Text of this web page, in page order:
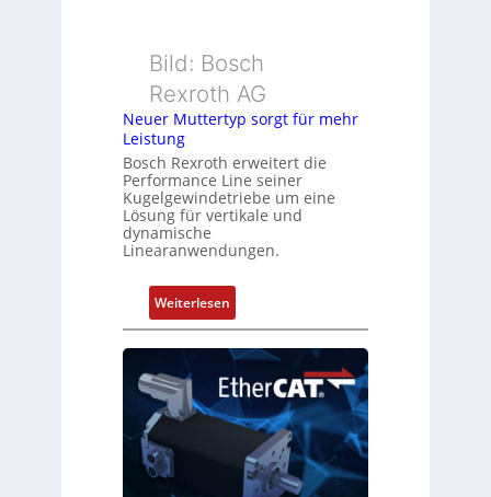
n
u
d
Z
u
t
a
n
d
s
ü
b
e
k
m
b
n
i
e
P
o
s
i
t
i
o
Bild: Bosch
Rexroth AG
Neuer Muttertyp sorgt für mehr
Leistung
Bosch Rexroth erweitert die
Performance Line seiner
Kugelgewindetriebe um eine
Lösung für vertikale und
dynamische
Linearanwendungen.
Weiterlesen:
N
e
e
r